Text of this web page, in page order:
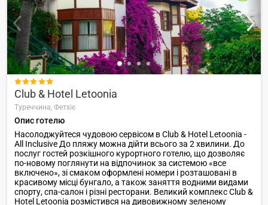

Club & Hotel Letoonia
Туреччина, Фетхіє
Опис готелю
Насолоджуйтеся чудовою сервісом в Club & Hotel Letoonia -
All Inclusive До пляжу можна дійти всього за 2 хвилини. До
послуг гостей розкішного курортного готелю, що дозволяє
по-новому поглянути на відпочинок за системою «все
включено», зі смаком оформлені номери і розташовані в
красивому місці бунгало, а також заняття водними видами
спорту, спа-салон і різні ресторани. Великий комплекс Club &
Hotel Letoonia розмістився на дивовижному зеленому